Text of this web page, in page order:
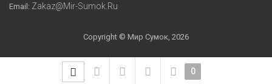
Email: Zakaz@mir-Sumok.ru
Copyright © Мир Сумок, 2026
0